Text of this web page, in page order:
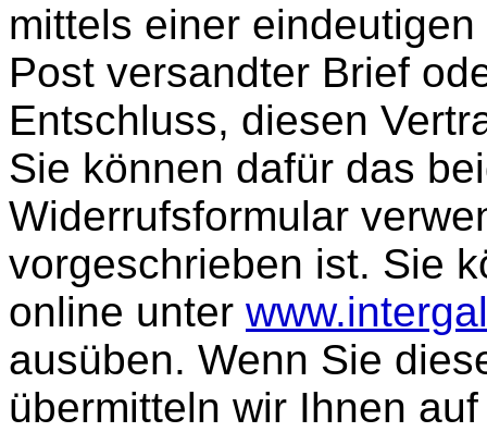
mittels einer
Post versandter Brief
Entschluss, diesen
Sie können dafür das
Widerrufsformular
vorgeschrieben ist. Sie
online unter
ausüben. Wenn Sie
übermitteln wir Ihnen